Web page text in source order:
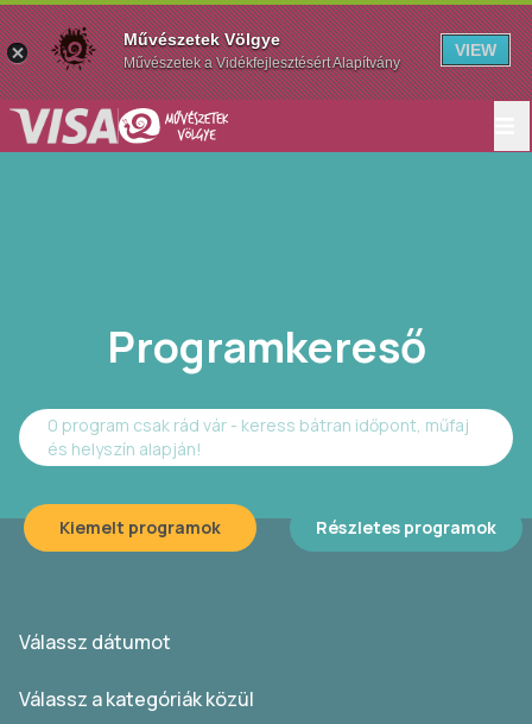
Programkereső
0 program csak rád vár - keress bátran időpont, műfaj
és helyszín alapján!
Kiemelt programok Részletes programok
Válassz dátumot
Válassz a kategóriák közül
Művészetek Völgye
Művészetek a Vidékfejlesztésért Alapítvány
VIEW